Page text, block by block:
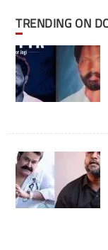
TRENDING ON